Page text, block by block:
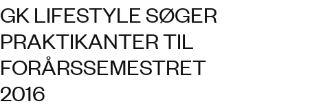
GK LIFESTYLE SØGER
PRAKTIKANTER TIL
FORÅRSSEMESTRET
2016